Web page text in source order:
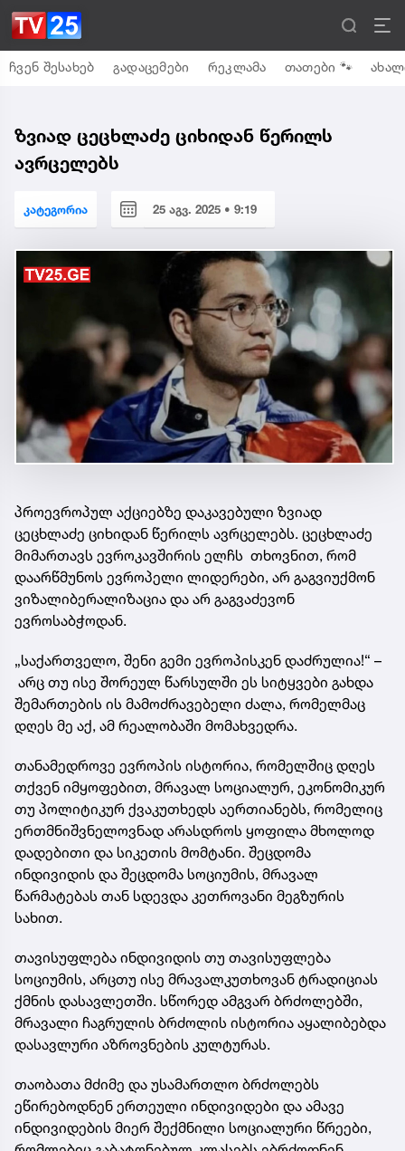
ჩვენ შესახებ გადაცემები რეკლამა თათები 🐾
ზვიად ცეცხლაძე ციხიდან წერილს
ავრცელებს
კატეგორია 25 აგვ. 2025 • 9:19
პროევროპულ აქციებზე დაკავებული ზვიად
ცეცხლაძე ციხიდან წერილს ავრცელებს. ცეცხლაძე
მიმართავს ევროკავშირის ელჩს თხოვნით, რომ
დაარწმუნოს ევროპელი ლიდერები, არ გაგვიუქმონ
ვიზალიბერალიზაცია და არ გაგვაძევონ
ევროსაბჭოდან.
„საქართველო, შენი გემი ევროპისკენ დაძრულია!“ –
არც თუ ისე შორეულ წარსულში ეს სიტყვები გახდა
შემართების ის მამოძრავებელი ძალა, რომელმაც
დღეს მე აქ, ამ რეალობაში მომახვედრა.
თანამედროვე ევროპის ისტორია, რომელშიც დღეს
თქვენ იმყოფებით, მრავალ სოციალურ, ეკონომიკურ
თუ პოლიტიკურ ქვაკუთხედს აერთიანებს, რომელიც
ერთმნიშვნელოვნად არასდროს ყოფილა მხოლოდ
დადებითი და სიკეთის მომტანი. შეცდომა
ინდივიდის და შეცდომა სოციუმის, მრავალ
წარმატებას თან სდევდა კეთროვანი მეგზურის
სახით.
თავისუფლება ინდივიდის თუ თავისუფლება
სოციუმის, არცთუ ისე მრავალკუთხოვან ტრადიციას
ქმნის დასავლეთში. სწორედ ამგვარ ბრძოლებში,
მრავალი ჩაგრულის ბრძოლის ისტორია აყალიბებდა
დასავლური აზროვნების კულტურას.
თაობათა მძიმე და უსამართლო ბრძოლებს
ეწირებოდნენ ერთეული ინდივიდები და ამავე
ინდივიდების მიერ შექმნილი სოციალური წრეები,